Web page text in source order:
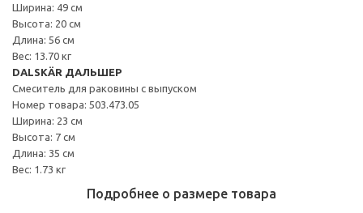
Ширина: 49 см
Высота: 20 см
Длина: 56 см
Вес: 13.70 кг
DALSKÄR ДАЛЬШЕР
Смеситель для раковины с выпуском
Номер товара: 503.473.05
Ширина: 23 см
Высота: 7 см
Длина: 35 см
Вес: 1.73 кг
Подробнее о размере товара